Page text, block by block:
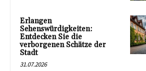
Erlangen
Sehenswürdigkeiten:
Entdecken Sie die
verborgenen Schätze der
Stadt
31.07.2026